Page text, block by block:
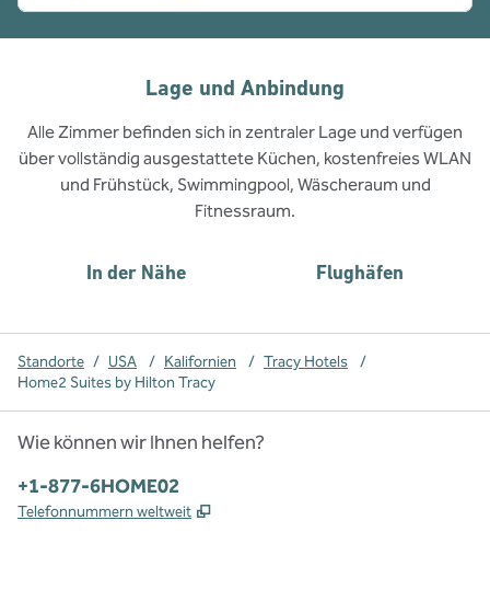
Lage und Anbindung
Alle Zimmer befinden sich in zentraler Lage und verfügen
über vollständig ausgestattete Küchen, kostenfreies WLAN
und Frühstück, Swimmingpool, Wäscheraum und
Fitnessraum.
In der Nähe Flughäfen
Standorte / USA / Kalifornien / Tracy Hotels
/
Home2 Suites by Hilton Tracy
Wie können wir Ihnen helfen?
Telefon:
+1-877-6HOME02
Telefonnummern weltweit ,